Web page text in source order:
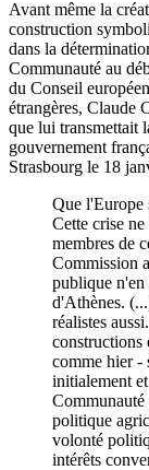
Avant même la
construction
dans la
Communauté au
du Conseil
étrangères, Claude
que lui transmettait
gouvernement
Strasbourg le 18
Que l'Europe
Cette crise
membres de
Commission
publique n'en
d'Athènes.
réalistes
constructions
comme hier -
initialement
Communauté
politique
volonté
intérêts